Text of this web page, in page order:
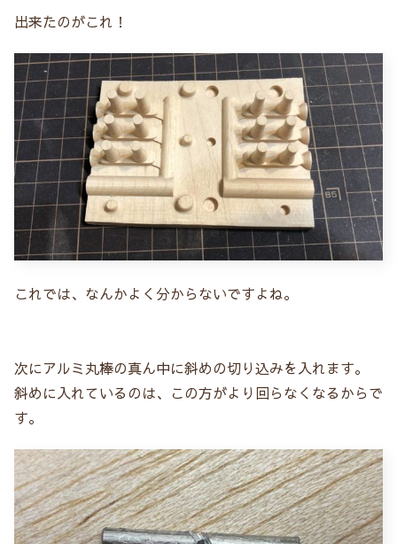
出来たのがこれ！
これでは、なんかよく分からないですよね。
次にアルミ丸棒の真ん中に斜めの切り込みを入れます。
斜めに入れているのは、この方がより回らなくなるからで
す。